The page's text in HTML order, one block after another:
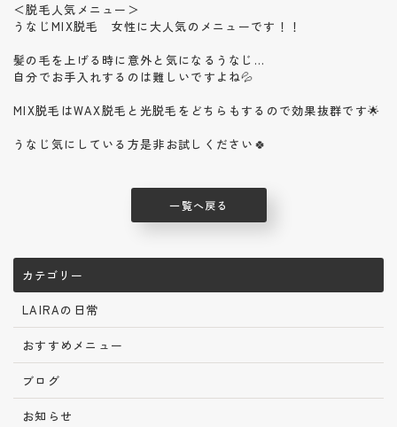
＜脱毛人気メニュー＞
うなじMIX脱毛 女性に大人気のメニューです！！
髪の毛を上げる時に意外と気になるうなじ…
自分でお手入れするのは難しいですよね💦
MIX脱毛はWAX脱毛と光脱毛をどちらもするので効果抜群です🌟
うなじ気にしている方是非お試しください🍀
一覧へ戻る
カテゴリー
LAIRAの日常
おすすめメニュー
ブログ
お知らせ